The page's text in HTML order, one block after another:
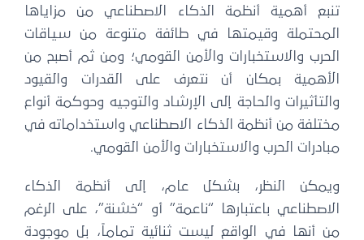
تنبع أهمية أنظمة الذكاء الاصطناعي من مزاياها
المحتملة وقيمتها في طائفة متنوعة من سياقات
الحرب والاستخبارات والأمن القومي؛ ومن ثم أصبح من
الأهمية بمكان أن نتعرف على القدرات والقيود
والتأثيرات والحاجة إلى الإرشاد والتوجيه وحوكمة أنواع
مختلفة من أنظمة الذكاء الاصطناعي واستخداماته في
مبادرات الحرب والاستخبارات والأمن القومي.
ويمكن النظر، بشكل عام، إلى أنظمة الذكاء
الاصطناعي باعتبارها “ناعمة” أو “خشنة”، على الرغم
من أنها في الواقع ليست ثنائية تماماً، بل موجودة